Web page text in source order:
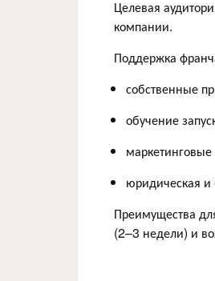
Целевая
компании.
Поддержка
собственные
обучение
юридическая и
Преимущества
(2–3 недели) и